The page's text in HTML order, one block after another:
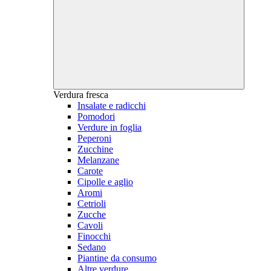
Verdura fresca
Insalate e radicchi
Pomodori
Verdure in foglia
Peperoni
Zucchine
Melanzane
Carote
Cipolle e aglio
Aromi
Cetrioli
Zucche
Cavoli
Finocchi
Sedano
Piantine da consumo